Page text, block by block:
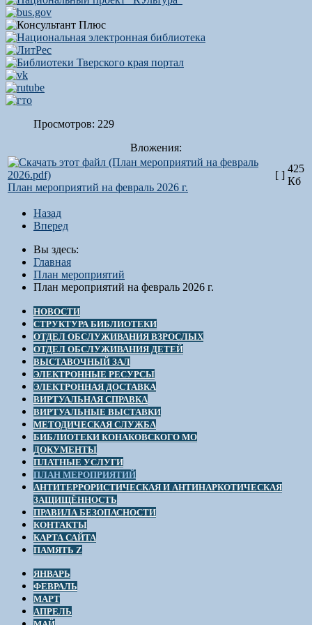
Просмотров: 229
Вложения:
План мероприятий на февраль 2026 г.
[ ]
425
Кб
Назад
Вперед
Вы здесь:
Главная
План мероприятий
План мероприятий на февраль 2026 г.
НОВОСТИ
СТРУКТУРА БИБЛИОТЕКИ
ОТДЕЛ ОБСЛУЖИВАНИЯ ВЗРОСЛЫХ
ОТДЕЛ ОБСЛУЖИВАНИЯ ДЕТЕЙ
ВЫСТАВОЧНЫЙ ЗАЛ
ЭЛЕКТРОННЫЕ РЕСУРСЫ
ЭЛЕКТРОННАЯ ДОСТАВКА
ВИРТУАЛЬНАЯ СПРАВКА
ВИРТУАЛЬНЫЕ ВЫСТАВКИ
МЕТОДИЧЕСКАЯ СЛУЖБА
БИБЛИОТЕКИ КОНАКОВСКОГО МО
ДОКУМЕНТЫ
ПЛАТНЫЕ УСЛУГИ
ПЛАН МЕРОПРИЯТИЙ
АНТИТЕРРОРИСТИЧЕСКАЯ И АНТИНАРКОТИЧЕСКАЯ
ЗАЩИЩЁННОСТЬ
ПРАВИЛА БЕЗОПАСНОСТИ
КОНТАКТЫ
КАРТА САЙТА
ПАМЯТЬ Z
ЯНВАРЬ
ФЕВРАЛЬ
МАРТ
АПРЕЛЬ